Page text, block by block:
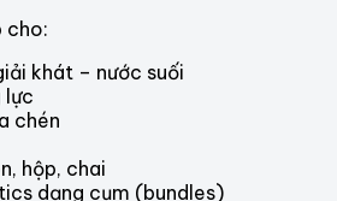
cho:
khát – nước suối
lực
chén
hộp, chai
dạng cụm (bundles)